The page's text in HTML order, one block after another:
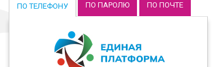
ПО ТЕЛЕФОНУ ПО ПАРОЛЮ ПО ПОЧТЕ